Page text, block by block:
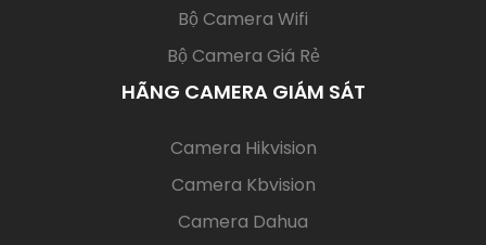
Bộ Camera Wifi
Bộ Camera Giá Rẻ
HÃNG CAMERA GIÁM SÁT
Camera Hikvision(current)
Camera Kbvision
Camera Dahua